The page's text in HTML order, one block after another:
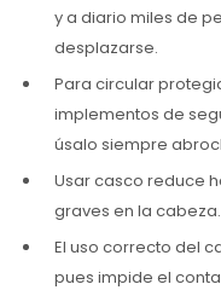
y a diario miles de
desplazarse.
Para circular
implementos de
úsalo siempre
Usar casco reduce
graves en la cabeza.
El uso correcto del
pues impide el